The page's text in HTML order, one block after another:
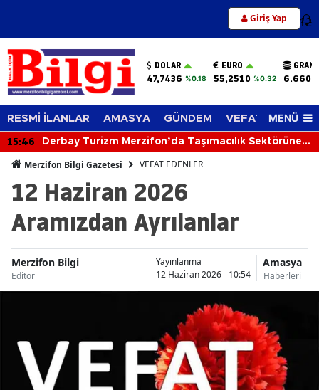
Giriş Yap 12
DOLAR
47,7436 %0.18
EURO
55,2510 %0.32
RESMİ İLANLAR AMASYA GÜNDEM VEFAT EDENLER
MENÜ
15:46
Derbay Turizm Merzifon’da Taşımacılık Sektörüne
Merzifon Bilgi Gazetesi VEFAT EDENLER
12 Haziran 2026
Aramızdan Ayrılanlar
Merzifon Bilgi
Editör
Yayınlanma
12 Haziran 2026 - 10:54
Amasya
Haberleri